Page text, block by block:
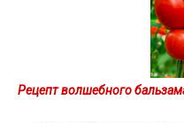
Рецепт волшебного